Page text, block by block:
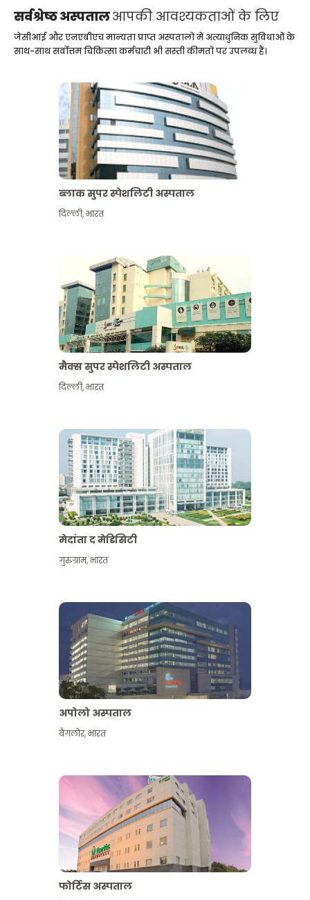
सर्वश्रेष्ठ अस्पतालआपकी आवश्यकताओं के लिए
जेसीआई और एनएबीएच मान्यता प्राप्त अस्पतालों में अत्याधुनिक सुविधाओं के
साथ-साथ सर्वोत्तम चिकित्सा कर्मचारी भी सस्ती कीमतों पर उपलब्ध हैं।
ब्लाक सुपर स्पेशलिटी अस्पताल
दिल्ली,भारत
मैक्स सुपर स्पेशलिटी अस्पताल
दिल्ली,भारत
मेदांता द मेडिसिटी
गुरुग्राम,भारत
अपोलो अस्पताल
बैंगलोर,भारत
फोर्टिस अस्पताल